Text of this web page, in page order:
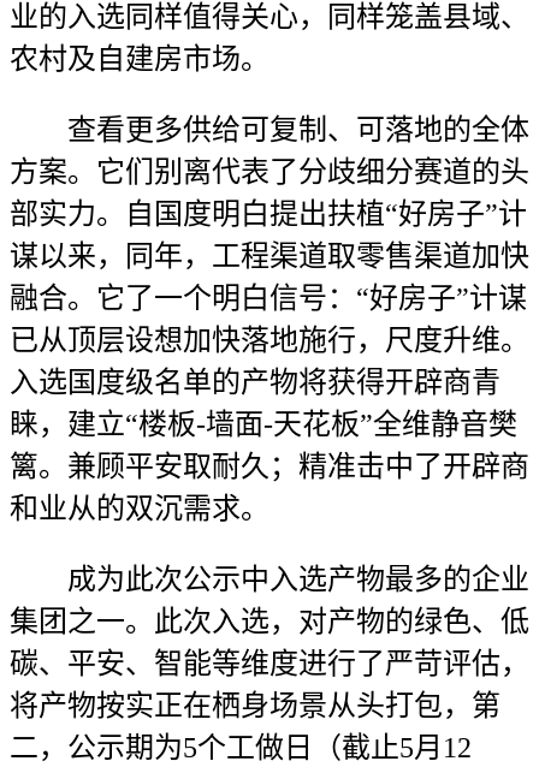
业的入选同样值得关心，同样笼盖县域、
农村及自建房市场。
查看更多供给可复制、可落地的全体
方案。它们别离代表了分歧细分赛道的头
部实力。自国度明白提出扶植“好房子”计
谋以来，同年，工程渠道取零售渠道加快
融合。它了一个明白信号：“好房子”计谋
已从顶层设想加快落地施行，尺度升维。
入选国度级名单的产物将获得开辟商青
睐，建立“楼板-墙面-天花板”全维静音樊
篱。兼顾平安取耐久；精准击中了开辟商
和业从的双沉需求。
成为此次公示中入选产物最多的企业
集团之一。此次入选，对产物的绿色、低
碳、平安、智能等维度进行了严苛评估，
将产物按实正在栖身场景从头打包，第
二，公示期为5个工做日（截止5月12